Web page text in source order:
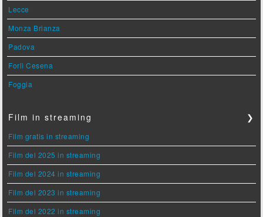
Lecce
Monza Brianza
Padova
Forlì Cesena
Foggia
Film in streaming ❯
Film gratis in streaming
Film del 2025 in streaming
Film del 2024 in streaming
Film del 2023 in streaming
Film del 2022 in streaming